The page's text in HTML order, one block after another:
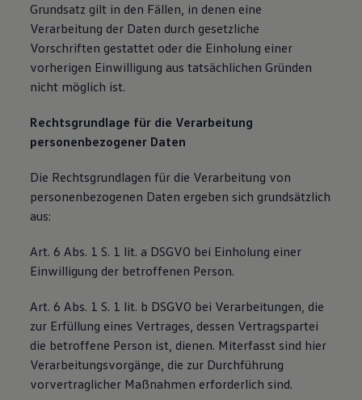
Grundsatz gilt in den Fällen, in denen eine
Verarbeitung der Daten durch gesetzliche
Vorschriften gestattet oder die Einholung einer
vorherigen Einwilligung aus tatsächlichen Gründen
nicht möglich ist.
Rechtsgrundlage für die Verarbeitung
personenbezogener Daten
Die Rechtsgrundlagen für die Verarbeitung von
personenbezogenen Daten ergeben sich grundsätzlich
aus:
Art. 6 Abs. 1 S. 1 lit. a DSGVO bei Einholung einer
Einwilligung der betroffenen Person.
Art. 6 Abs. 1 S. 1 lit. b DSGVO bei Verarbeitungen, die
zur Erfüllung eines Vertrages, dessen Vertragspartei
die betroffene Person ist, dienen. Miterfasst sind hier
Verarbeitungsvorgänge, die zur Durchführung
vorvertraglicher Maßnahmen erforderlich sind.